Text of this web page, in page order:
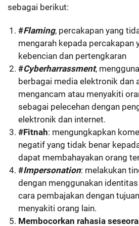
sebagai berikut:
#Flaming, percakapan yang
mengarah kepada percakapan
kebencian dan pertengkaran
#Cyberharrassment,
berbagai media elektronik dan
mengancam atau menyakiti
sebagai pelecehan dengan
elektronik dan internet.
#Fitnah: mengungkapkan
negatif yang tidak benar
dapat membahayakan orang
#Impersonation: melakukan
dengan menggunakan
cara pembajakan dengan
menyakiti orang lain.
Membocorkan rahasia